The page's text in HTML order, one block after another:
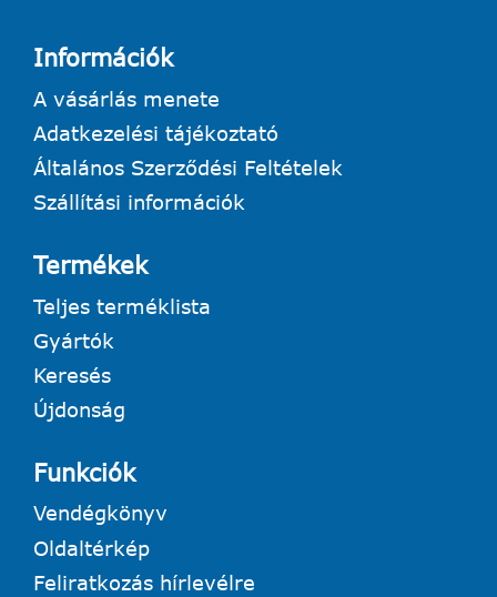
Információk
A vásárlás menete
Adatkezelési tájékoztató
Általános Szerződési Feltételek
Szállítási információk
Termékek
Teljes terméklista
Gyártók
Keresés
Újdonság
Funkciók
Vendégkönyv
Oldaltérkép
Feliratkozás hírlevélre